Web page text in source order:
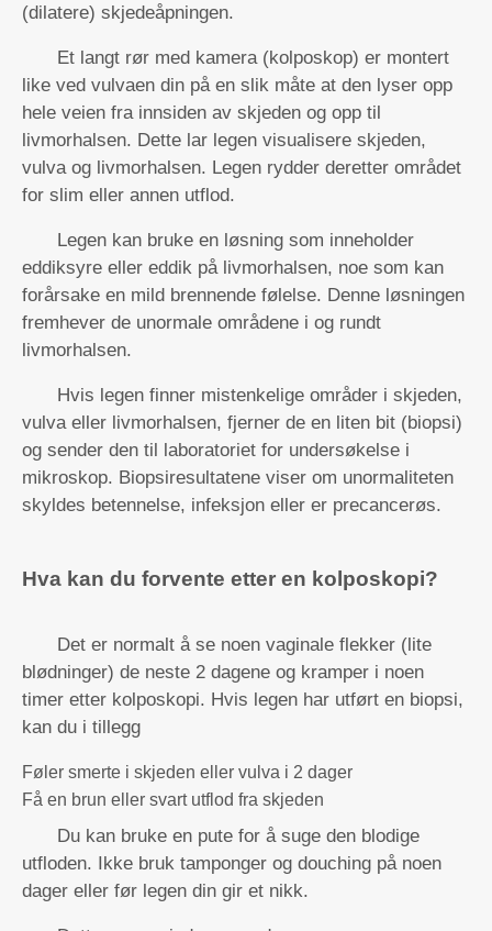
(dilatere) skjedeåpningen.
Et langt rør med kamera (kolposkop) er montert
like ved vulvaen din på en slik måte at den lyser opp
hele veien fra innsiden av skjeden og opp til
livmorhalsen. Dette lar legen visualisere skjeden,
vulva og livmorhalsen. Legen rydder deretter området
for slim eller annen utflod.
Legen kan bruke en løsning som inneholder
eddiksyre eller eddik på livmorhalsen, noe som kan
forårsake en mild brennende følelse. Denne løsningen
fremhever de unormale områdene i og rundt
livmorhalsen.
Hvis legen finner mistenkelige områder i skjeden,
vulva eller livmorhalsen, fjerner de en liten bit (biopsi)
og sender den til laboratoriet for undersøkelse i
mikroskop. Biopsiresultatene viser om unormaliteten
skyldes betennelse, infeksjon eller er precancerøs.
Hva kan du forvente etter en kolposkopi?
Det er normalt å se noen vaginale flekker (lite
blødninger) de neste 2 dagene og kramper i noen
timer etter kolposkopi. Hvis legen har utført en biopsi,
kan du i tillegg
Føler smerte i skjeden eller vulva i 2 dager
Få en brun eller svart utflod fra skjeden
Du kan bruke en pute for å suge den blodige
utfloden. Ikke bruk tamponger og douching på noen
dager eller før legen din gir et nikk.